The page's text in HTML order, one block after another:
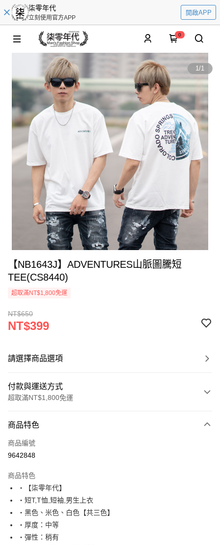
柒零年代
立刻使用官方APP
開啟APP
0
1/1
【NB1643J】ADVENTURES山脈圖騰短
TEE(CS8440)
超取滿NT$1,800免運
NT$650
NT$399
請選擇商品選項
付款與運送方式
超取滿NT$1,800免運
信用卡一次付款
超商取貨付款
Apple Pay
街口支付
悠遊付
Google Pay
商品特色
商品編號
9642848
商品特色
‧【柒零年代】
‧短T,T恤,短袖,男生上衣
‧黑色、米色、白色【共三色】
‧厚度：中等
‧彈性：稍有